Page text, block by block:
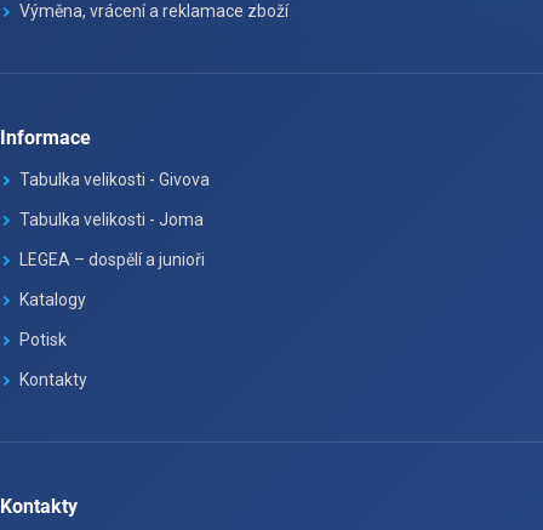
Výměna, vrácení a reklamace zboží
Informace
Tabulka velikosti - Givova
Tabulka velikosti - Joma
LEGEA – dospělí a junioři
Katalogy
Potisk
Kontakty
Kontakty